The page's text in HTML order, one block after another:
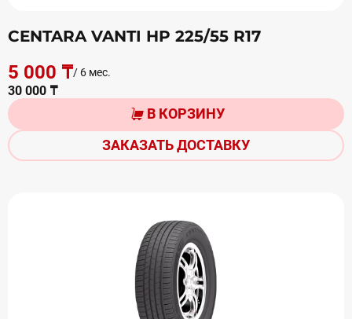
CENTARA VANTI HP 225/55 R17
5 000 ₸/ 6 мес.
30 000 ₸
В КОРЗИНУ
ЗАКАЗАТЬ ДОСТАВКУ